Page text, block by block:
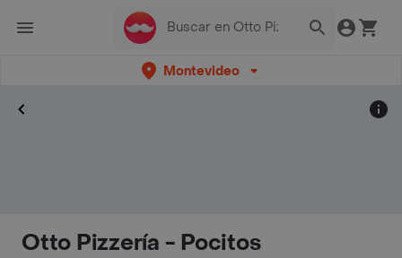
Montevideo
Otto Pizzería - Pocitos